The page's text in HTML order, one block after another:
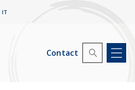
IT
Contact